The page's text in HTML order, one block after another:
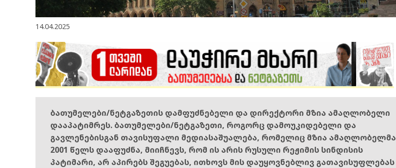
14.04.2025
ბათუმელები/ნეტგაზეთის დამფუძნებელი და დირექტორი მზია ამაღლობელი
დააპატიმრეს. ბათუმელები/ნეტგაზეთი, როგორც დამოუკიდებელი და
გავლენებისგან თავისუფალი მედიასაშუალება, რომელიც მზია ამაღლობელმა
2001 წელს დააფუძნა, მიიჩნევს, რომ ის არის რუსული რეჟიმის სინდისის
პატიმარი, არ აპირებს შეგუებას, ითხოვს მის დაუყოვნებლივ გათავისუფლებას